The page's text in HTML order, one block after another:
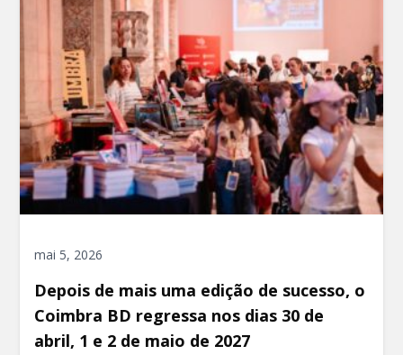
mai 5, 2026
Depois de mais uma edição de sucesso, o
Coimbra BD regressa nos dias 30 de
abril, 1 e 2 de maio de 2027